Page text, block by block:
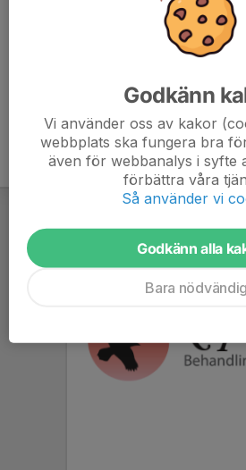
Godkänn
Vi använder oss av kakor
webbplats ska fungera bra
även för webbanalys i syfte
förbättra våra
Så använder vi
Godkänn alla
Bara